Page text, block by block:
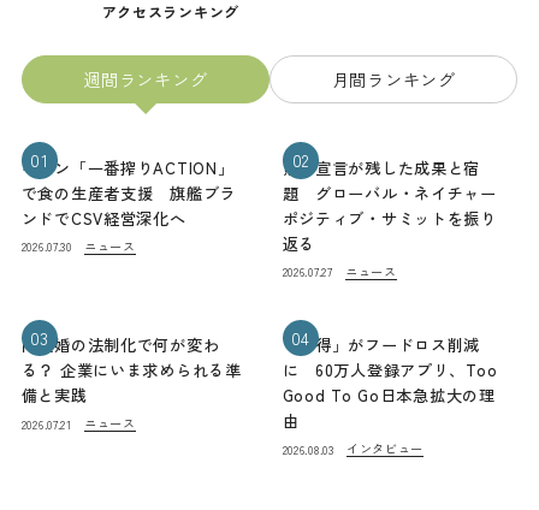
アクセスランキング
週間ランキング 月間ランキング
01
キリン「一番搾りACTION」
で食の生産者支援 旗艦ブラ
ンドでCSV経営深化へ
2026.07.30 ニュース
02
熊本宣言が残した成果と宿
題 グローバル・ネイチャー
ポジティブ・サミットを振り
返る
2026.07.27 ニュース
03
同性婚の法制化で何が変わ
る？ 企業にいま求められる準
備と実践
2026.07.21 ニュース
04
「お得」がフードロス削減
に 60万人登録アプリ、Too
Good To Go日本急拡大の理
由
2026.08.03 インタビュー